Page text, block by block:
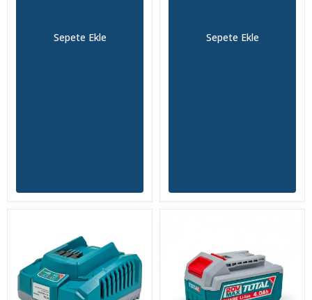
Sepete Ekle Sepete Ekle